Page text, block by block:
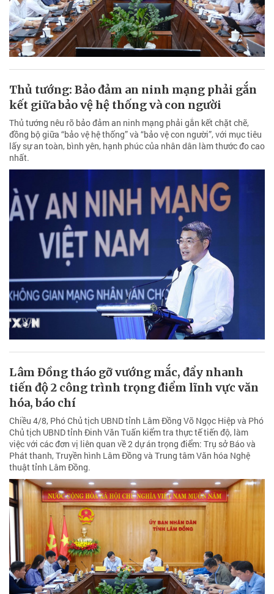
Thủ tướng: Bảo đảm an ninh mạng phải gắn
kết giữa bảo vệ hệ thống và con người
Thủ tướng nêu rõ bảo đảm an ninh mạng phải gắn kết chặt chẽ,
đồng bộ giữa “bảo vệ hệ thống” và “bảo vệ con người”, với mục tiêu
lấy sự an toàn, bình yên, hạnh phúc của nhân dân làm thước đo cao
nhất.
Lâm Đồng tháo gỡ vướng mắc, đẩy nhanh
tiến độ 2 công trình trọng điểm lĩnh vực văn
hóa, báo chí
Chiều 4/8, Phó Chủ tịch UBND tỉnh Lâm Đồng Võ Ngọc Hiệp và Phó
Chủ tịch UBND tỉnh Đinh Văn Tuấn kiểm tra thực tế tiến độ, làm
việc với các đơn vị liên quan về 2 dự án trọng điểm: Trụ sở Báo và
Phát thanh, Truyền hình Lâm Đồng và Trung tâm Văn hóa Nghệ
thuật tỉnh Lâm Đồng.